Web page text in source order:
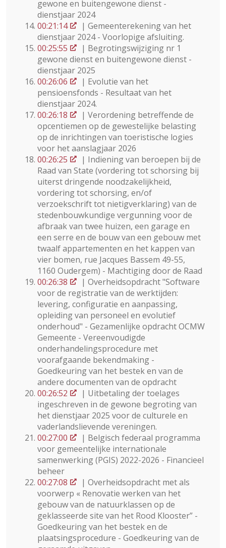
gewone en buitengewone dienst -
dienstjaar 2024
00:21:14
| Gemeenterekening van het
dienstjaar 2024 - Voorlopige afsluiting.
00:25:55
| Begrotingswijziging nr 1
gewone dienst en buitengewone dienst -
dienstjaar 2025
00:26:06
| Evolutie van het
pensioensfonds - Resultaat van het
dienstjaar 2024.
00:26:18
| Verordening betreffende de
opcentiemen op de gewestelijke belasting
op de inrichtingen van toeristische logies
voor het aanslagjaar 2026
00:26:25
| Indiening van beroepen bij de
Raad van State (vordering tot schorsing bij
uiterst dringende noodzakelijkheid,
vordering tot schorsing, en/of
verzoekschrift tot nietigverklaring) van de
stedenbouwkundige vergunning voor de
afbraak van twee huizen, een garage en
een serre en de bouw van een gebouw met
twaalf appartementen en het kappen van
vier bomen, rue Jacques Bassem 49-55,
1160 Oudergem) - Machtiging door de Raad
00:26:38
| Overheidsopdracht "Software
voor de registratie van de werktijden:
levering, configuratie en aanpassing,
opleiding van personeel en evolutief
onderhoud" - Gezamenlijke opdracht OCMW
Gemeente - Vereenvoudigde
onderhandelingsprocedure met
voorafgaande bekendmaking -
Goedkeuring van het bestek en van de
andere documenten van de opdracht
00:26:52
| Uitbetaling der toelages
ingeschreven in de gewone begroting van
het dienstjaar 2025 voor de culturele en
vaderlandslievende vereningen.
00:27:00
| Belgisch federaal programma
voor gemeentelijke internationale
samenwerking (PGIS) 2022-2026 - Financieel
beheer
00:27:08
| Overheidsopdracht met als
voorwerp « Renovatie werken van het
gebouw van de natuurklassen op de
geklasseerde site van het Rood Klooster” -
Goedkeuring van het bestek en de
plaatsingsprocedure - Goedkeuring van de